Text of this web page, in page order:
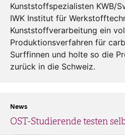
Kunststoffspezialisten KWB/
IWK Institut für
Kunststoffverarbeitung ein
Produktionsverfahren für
Surffinnen und holte so die
zurück in die Schweiz.
OST-Studierende testen
News